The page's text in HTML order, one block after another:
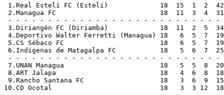
1.Real Estelí FC (Estelí)             18  15  1  2
2.Managua FC                          18  11  3  4
- - - - - - - - - - - - - - - - - - - - - - - - - - -
3.Diriangén FC (Diriamba)             18  11  2  5
4.Deportivo Walter Ferretti (Managua) 18   6  5  7
5.CS Sébaco FC                        18   6  5  7
6.Indígenas de Matagalpa FC           18   5  6  7
- - - - - - - - - - - - - - - - - - - - - - - - - - -
7.UNAN Managua                        18   5  5  8
8.ART Jalapa                          18   4  6  8  18-
9.Rancho Santana FC                   18   3  6  9
10.CD Ocotal                           18   3  3 12